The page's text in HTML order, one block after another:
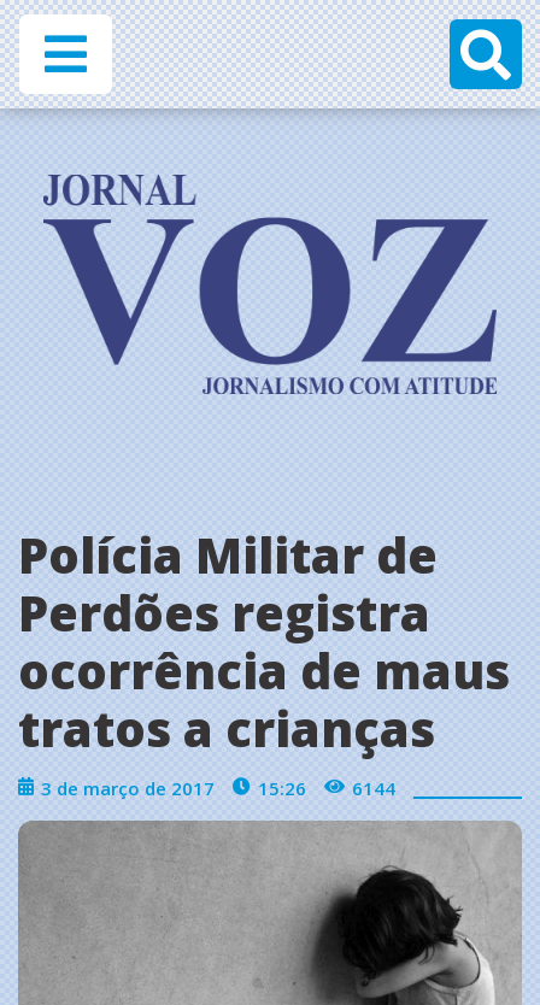
Polícia Militar de
Perdões registra
ocorrência de maus
tratos a crianças
3 de março de 2017 15:26 6144